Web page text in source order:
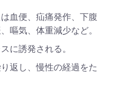
血便、疝痛発作、下腹
嘔気、体重減少など。
に誘発される。
返し、慢性の経過をた